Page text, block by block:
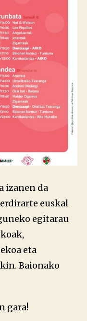
izanen da
euskal
egitarau
eta
Baionako
gara!